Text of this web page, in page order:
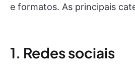
e formatos. As principais
1. Redes sociais